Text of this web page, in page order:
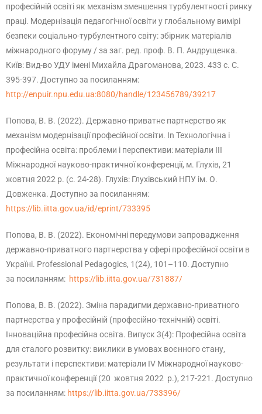
професійній освіті як механізм зменшення турбулентності ринку
праці. Модернізація педагогічної освіти у глобальному вимірі
безпеки соціально-турбулентного світу: збірник матеріалів
міжнародного форуму / за заг. ред. проф. В. П. Андрущенка.
Київ: Вид-во УДУ імені Михайла Драгоманова, 2023. 433 с. С.
395-397. Доступно за посиланням:
http://enpuir.npu.edu.ua:8080/handle/123456789/39217
Попова, В. В. (2022). Державно-приватне партнерство як
механізм модернізації професійної освіти. In Технологічна і
професійна освіта: проблеми і перспективи: матеріали ІІІ
Міжнародної науково-практичної конференції, м. Глухів, 21
жовтня 2022 р. (с. 24-28). Глухів: Глухівський НПУ ім. О.
Довженка. Доступно за посиланням:
https://lib.iitta.gov.ua/id/eprint/733395
Попова, В. В. (2022). Економічні передумови запровадження
державно-приватного партнерства у сфері професійної освіти в
Україні. Professional Pedagogics, 1(24), 101–110. Доступно
за посиланням: https://lib.iitta.gov.ua/731887/
Попова, В. В. (2022). Зміна парадигми державно-приватного
партнерства у професійній (професійно-технічній) освіті.
Інноваційна професійна освіта. Випуск 3(4): Професійна освіта
для сталого розвитку: виклики в умовах воєнного стану,
результати і перспективи: матеріали ІV Міжнародної науково-
практичної конференції (20 жовтня 2022 р.), 217-221. Доступно
за посиланням: https://lib.iitta.gov.ua/733396/